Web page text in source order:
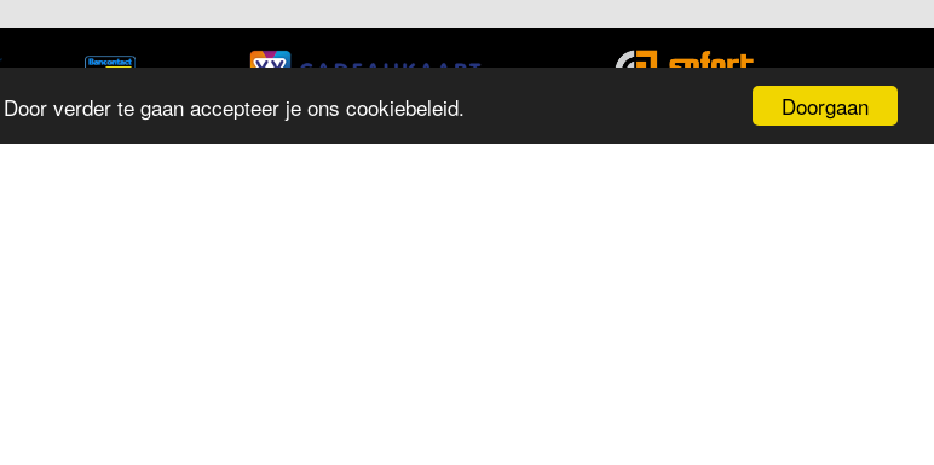
Doorgaan
verder te gaan accepteer je ons cookiebeleid.